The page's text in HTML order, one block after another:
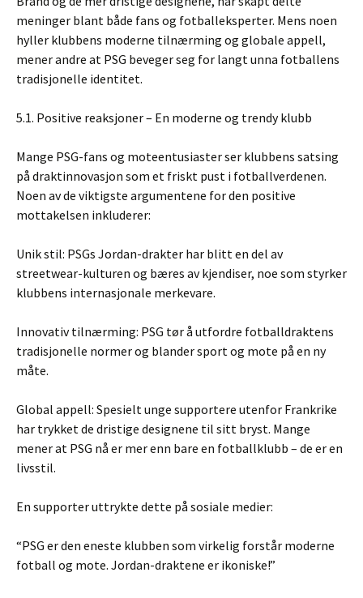
meninger blant både fans og fotballeksperter. Mens noen
hyller klubbens moderne tilnærming og globale appell,
mener andre at PSG beveger seg for langt unna fotballens
tradisjonelle identitet.
5.1. Positive reaksjoner – En moderne og trendy klubb
Mange PSG-fans og moteentusiaster ser klubbens satsing
på draktinnovasjon som et friskt pust i fotballverdenen.
Noen av de viktigste argumentene for den positive
mottakelsen inkluderer:
Unik stil: PSGs Jordan-drakter har blitt en del av
streetwear-kulturen og bæres av kjendiser, noe som styrker
klubbens internasjonale merkevare.
Innovativ tilnærming: PSG tør å utfordre fotballdraktens
tradisjonelle normer og blander sport og mote på en ny
måte.
Global appell: Spesielt unge supportere utenfor Frankrike
har trykket de dristige designene til sitt bryst. Mange
mener at PSG nå er mer enn bare en fotballklubb – de er en
livsstil.
En supporter uttrykte dette på sosiale medier:
“PSG er den eneste klubben som virkelig forstår moderne
fotball og mote. Jordan-draktene er ikoniske!”